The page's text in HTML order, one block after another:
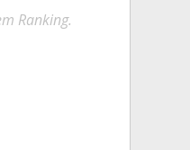
Ranking.